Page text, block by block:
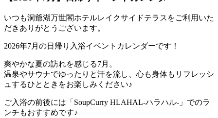
いつも洞爺湖万世閣ホテルレイクサイドテラスをご利用いた
だきありがとうございます。
2026年7月の日帰り入浴イベントカレンダーです！
爽やかな夏の訪れを感じる7月。
温泉やサウナでゆったりと汗を流し、心も身体もリフレッシ
ュするひとときをお楽しみください♪
ご入浴の前後には「SoupCurry HLAHAL-ハラハル-」でのラ
ンチもおすすめです♪